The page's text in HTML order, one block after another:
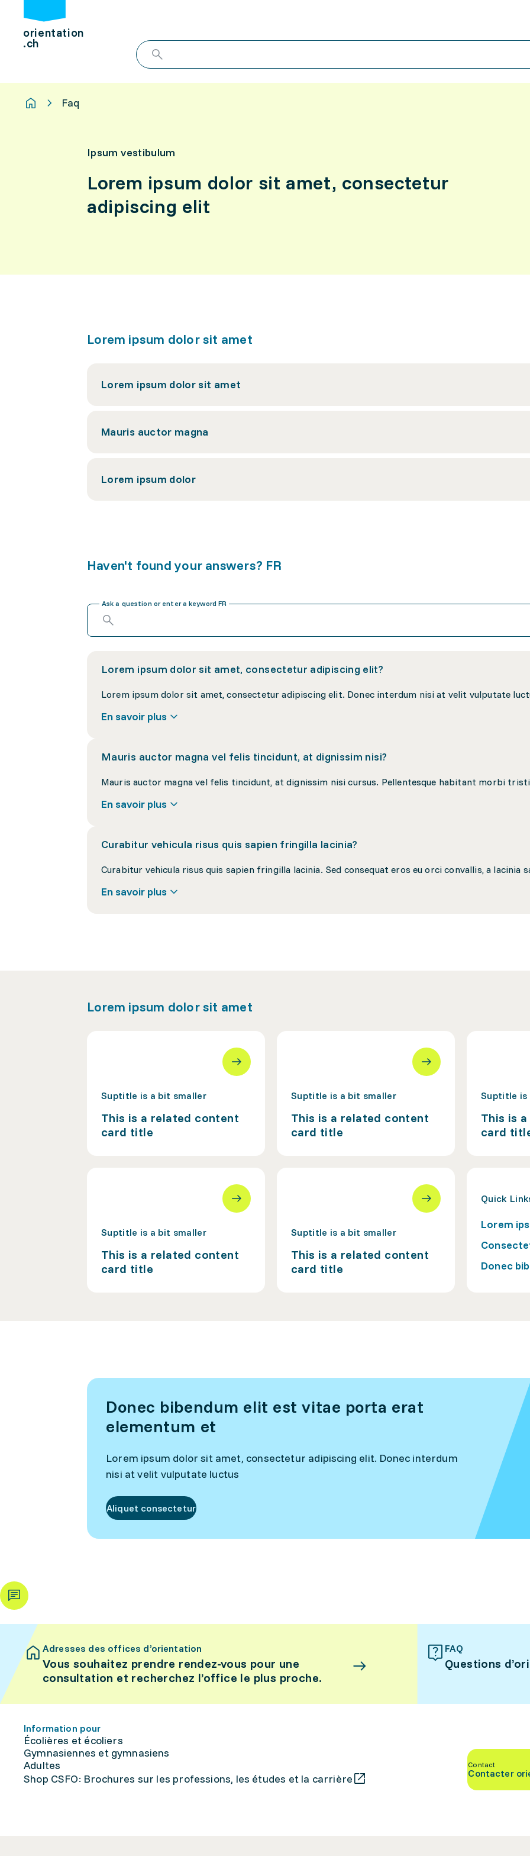
orientation
.ch
Faq
Ipsum vestibulum
Lorem ipsum dolor sit amet, consectetur
adipiscing elit
Lorem ipsum dolor sit amet
Lorem ipsum dolor sit amet
Mauris auctor magna
Lorem ipsum dolor
Haven't found your answers? FR
Ask a question or enter a keyword FR
Lorem ipsum dolor sit amet, consectetur adipiscing elit?
En savoir plus
Mauris auctor magna vel felis tincidunt, at dignissim nisi?
En savoir plus
Curabitur vehicula risus quis sapien fringilla lacinia?
En savoir plus
Lorem ipsum dolor sit amet
Suptitle is a bit smaller
This is a related content
card title
Suptitle is a bit smaller
This is a related content
card title
Suptitle is
This is
card
Suptitle is a bit smaller
This is a related content
card title
Suptitle is a bit smaller
This is a related content
card title
Quick
Lorem
Donec
Donec bibendum elit est vitae porta erat
elementum et
Lorem ipsum dolor sit amet, consectetur adipiscing elit. Donec interdum
nisi at velit vulputate luctus
Aliquet consectetur
Adresses des offices d’orientation
Vous souhaitez prendre rendez-vous pour une
consultation et recherchez l’office le plus proche.
FAQ
Questions
Information pour
Écolières et écoliers
Gymnasiennes et gymnasiens
Adultes
Shop CSFO: Brochures sur les professions, les études et la carrière
Contact
Contacter